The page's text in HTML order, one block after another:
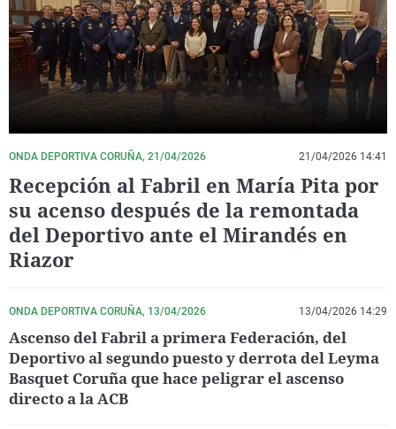
La rosa de los vientos
Gente viajera
Como el perro y el
Caso
Retornados
Equipo de
Operación Viuda
Extremadura
Galicia
La Rioja
Navarra
País Vasco
Virales
Televisión
Elecciones
ONDA DEPORTIVA CORUÑA, 21/04/2026 21/04/2026 14:41
Recepción al Fabril en María Pita por
su acenso después de la remontada
del Deportivo ante el Mirandés en
Riazor
ONDA DEPORTIVA CORUÑA, 13/04/2026 13/04/2026 14:29
Ascenso del Fabril a primera Federación, del
Deportivo al segundo puesto y derrota del Leyma
Basquet Coruña que hace peligrar el ascenso
directo a la ACB